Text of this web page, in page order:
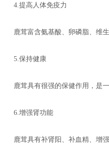
4.提高人体免疫力
鹿茸富含氨基酸、卵磷脂、维
5.保持健康
鹿茸具有很强的保健作用，是
6.增强肾功能
鹿茸具有补肾阳、补血精、增